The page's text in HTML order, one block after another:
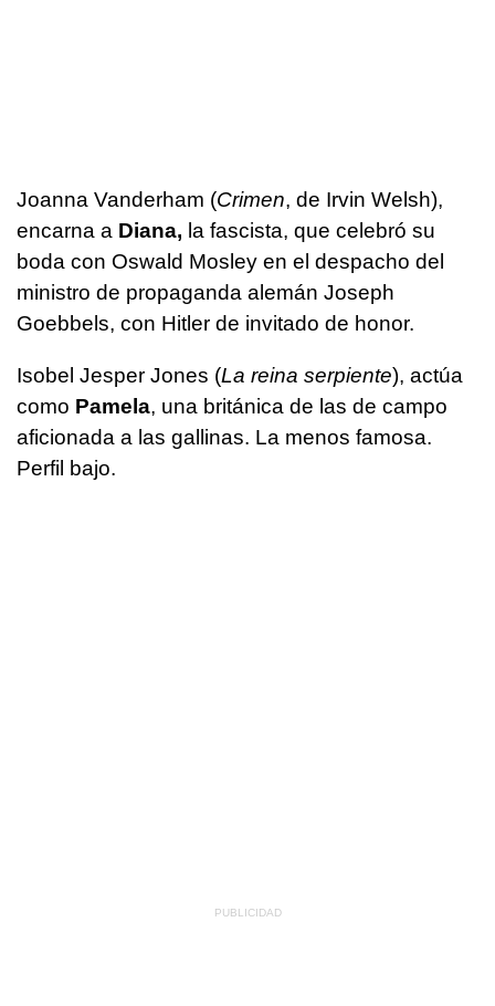
Joanna Vanderham (Crimen, de Irvin Welsh),
encarna a Diana, la fascista, que celebró su
boda con Oswald Mosley en el despacho del
ministro de propaganda alemán Joseph
Goebbels, con Hitler de invitado de honor.
Isobel Jesper Jones (La reina serpiente), actúa
como Pamela, una británica de las de campo
aficionada a las gallinas. La menos famosa.
Perfil bajo.